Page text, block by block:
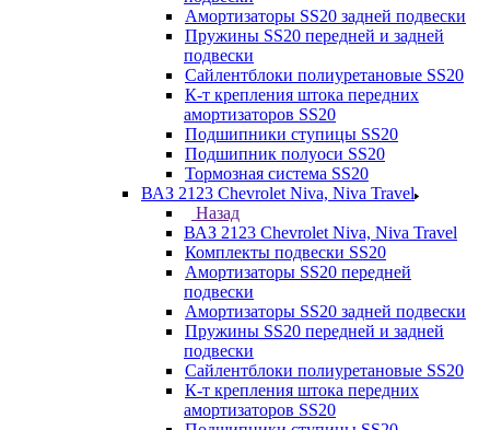
Амортизаторы SS20 задней подвески
Пружины SS20 передней и задней
подвески
Сайлентблоки полиуретановые SS20
К-т крепления штока передних
амортизаторов SS20
Подшипники ступицы SS20
Подшипник полуоси SS20
Тормозная система SS20
ВАЗ 2123 Chevrolet Niva, Niva Travel
Назад
ВАЗ 2123 Chevrolet Niva, Niva Travel
Комплекты подвески SS20
Амортизаторы SS20 передней
подвески
Амортизаторы SS20 задней подвески
Пружины SS20 передней и задней
подвески
Сайлентблоки полиуретановые SS20
К-т крепления штока передних
амортизаторов SS20